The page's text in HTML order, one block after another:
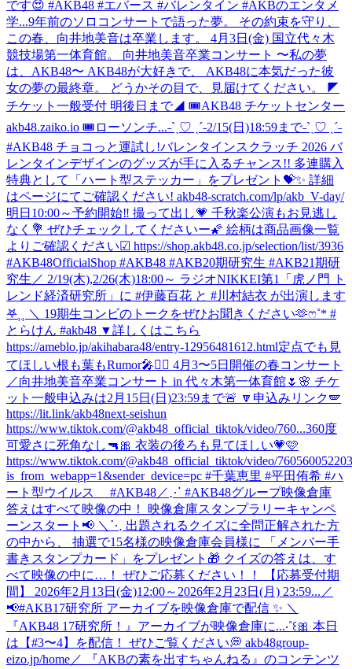
です😍 #AKB48 #エバース #バレンタイン #AKBのエンタメ
学...9年前のソロコンサートで語った夢。 その約束を守り、
この春、向井地美音は卒業します。 4月3日(金) 国立代々木
競技場第一体育館。 向井地美音卒業コンサート 〜私の夢
は、AKB48〜 AKB48が大好きで、 AKB48に本気だった彼
女の夢の最終章。 どうかその目で、見届けてください。 ◤
チケット一般受付 明後日まで◢ 🎟AKB48 チケットセンター
akb48.zaiko.io 🎟ローソンチ...˗ˋˏ♡ ˎˊ˗2/15(日)18:59まで˗ˋˏ♡ ˎˊ˗
#AKB48 チョコっと運試し!バレンタインスクラッチ 2026 バ
レンタインデザインのグッズが手に入るチャンス!! 多連購入
特典として「ハート型ステッカー」をプレゼント💝✨ 詳細
はページにてご確認ください! akb48-scratch.com/lp/akb_V-day/
明日10:00～予約開始‼️ 撮って出し💗 千秋楽公演もお見逃し
なく💐 ぜひチェックしてくださいー🌠 絵柄は商品画像一覧
よりご確認ください☑ https://shop.akb48.co.jp/selection/list/3936
#AKB48OfficialShop #AKB48 #AKB20期研究生 #AKB21期研
究生 ／ 2/19(木),2/26(木)18:00～ ラジオNIKKEI第1「虎ノ門 ト
レンド経済研究所」に #伊藤百花 と #川村結衣 が出演します
𖤐⸒⸒ ＼ 19期生コンビのトークをぜひお聞きください🫶ෆ˚* #
とらけん #akb48 ▼詳しくはこちら
https://ameblo.jp/akihabara48/entry-12956481612.html定点でも見
てほしい根も葉もRumor🎤❤️‍🔥 4月3〜5日開催の春コンサート
／向井地美音卒業コンサート in 代々木第一体育館🌷🌸 チケ
ット一般申込みは2月15日(日)23:59まで🚨 🔽申込みリンク🪽
https://lit.link/akb48next-seishun
https://www.tiktok.com/@akb48_official_tiktok/video/760...360度
可愛さに死角なし🔫🎀 衣装の後ろも見てほしい💗🩷
https://www.tiktok.com/@akb48_official_tiktok/video/
is_from_webapp=1&sender_device=pc #千葉恵里 #平田侑希 #ハ
ート型ウイルス #AKB48／⋰ #AKB48グループ映像倉庫
答えはすべて映像の中！ 映像倉庫スタンプラリーキャンペ
ーンスタート📢 ＼⋱ 出題されるクイズに全問正解された方
の中から、 抽選で15名様の映像倉庫会員様に 「メンバー手
書きスタンプカード」をプレゼント🎁 クイズの答えは、す
べて映像の中に…！ ぜひご応募ください！！ 【応募受付期
間】 2026年2月13日(金)12:00～2026年2月23日(月) 23:59... ／
📢#AKB17研究所 アーカイブを映像倉庫で配信 ✨ ＼
『AKB48 17研究所！』アーカイブが映像倉庫に...‧˚꒰🎀 本日
は【#3〜4】を配信！ ぜひご覧ください💭 akb48group-
eizo.jp/home／ 『AKBの素を出すちゃんねる』のコンテンツ